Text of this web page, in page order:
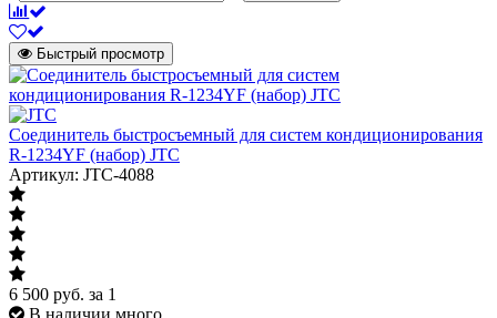
Быстрый просмотр
Соединитель быстросъемный для систем кондиционирования
R-1234YF (набор) JTC
Артикул: JTC-4088
6 500 руб. за 1
В наличии много